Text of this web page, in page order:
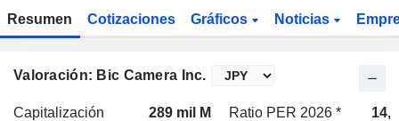
Resumen Cotizaciones Gráficos Noticias
Valoración: Bic Camera Inc.
Capitalización 289 mil M Ratio PER 2026 *